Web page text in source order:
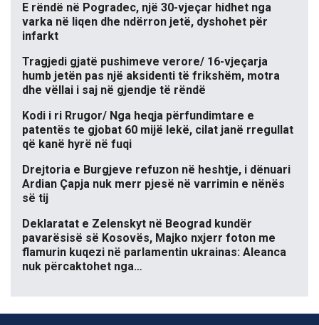
E rëndë në Pogradec, një 30-vjeçar hidhet nga
varka në liqen dhe ndërron jetë, dyshohet për
infarkt
Tragjedi gjatë pushimeve verore/ 16-vjeçarja
humb jetën pas një aksidenti të frikshëm, motra
dhe vëllai i saj në gjendje të rëndë
Kodi i ri Rrugor/ Nga heqja përfundimtare e
patentës te gjobat 60 mijë lekë, cilat janë rregullat
që kanë hyrë në fuqi
Drejtoria e Burgjeve refuzon në heshtje, i dënuari
Ardian Çapja nuk merr pjesë në varrimin e nënës
së tij
Deklaratat e Zelenskyt në Beograd kundër
pavarësisë së Kosovës, Majko nxjerr foton me
flamurin kuqezi në parlamentin ukrainas: Aleanca
nuk përcaktohet nga…